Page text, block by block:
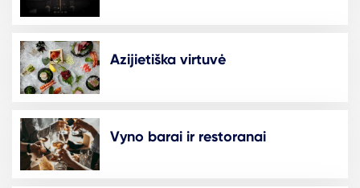
Azijietiška virtuvė
Vyno barai ir restoranai